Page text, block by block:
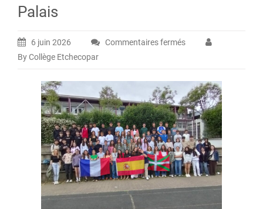
Palais
6 juin 2026 Commentaires ferméssur
Echange
Erasmus
des
4e
–
Accueil
des
navarrais
By Collège Etchecopar